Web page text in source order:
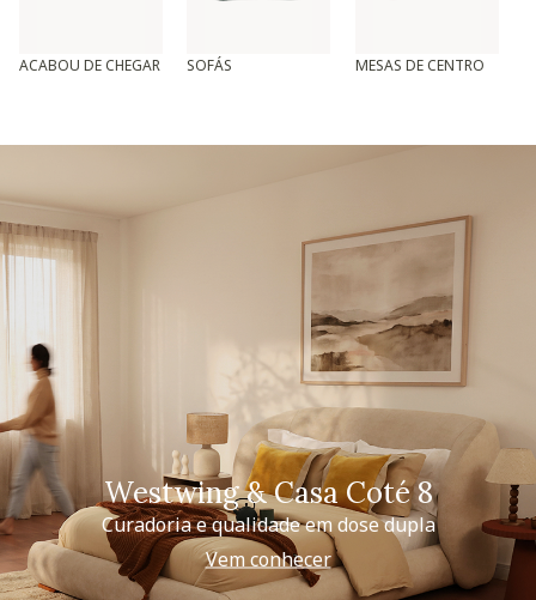
ACABOU DE CHEGAR SOFÁS MESAS DE CENTRO
Westwing & Casa Coté 8
Curadoria e qualidade em dose dupla
Vem conhecer